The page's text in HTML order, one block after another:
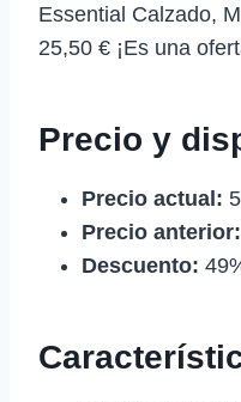
Essential Calzado,
25,50 € ¡Es una
Precio y
Precio actual:
Precio anterior:
Descuento: